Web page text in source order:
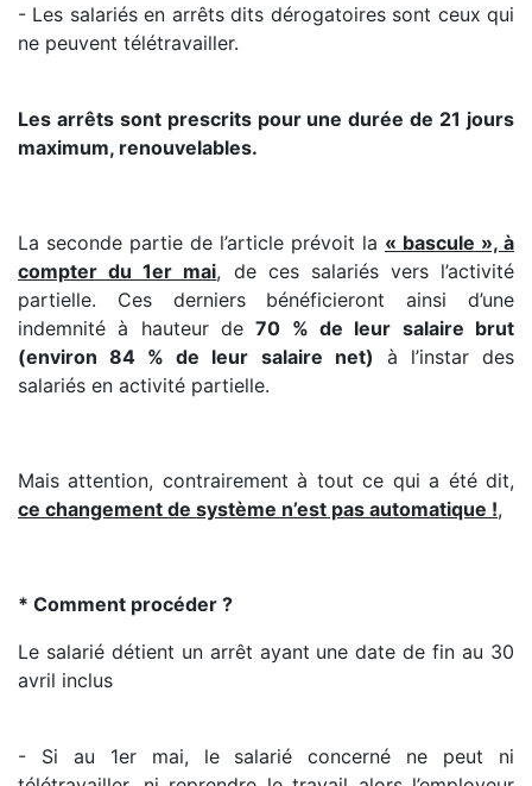
- Les salariés en arrêts dits dérogatoires sont ceux qui
ne peuvent télétravailler.
Les arrêts sont prescrits pour une durée de 21 jours
maximum, renouvelables.
La seconde partie de l’article prévoit la « bascule », à
compter du 1er mai, de ces salariés vers l’activité
partielle. Ces derniers bénéficieront ainsi d’une
indemnité à hauteur de70 % de leur salaire brut
(environ 84 % de leur salaire net) à l’instar des
salariés en activité partielle.
Mais attention, contrairement à tout ce qui a été dit,
ce changement de système n’est pas automatique !,
* Comment procéder ?
Le salarié détient un arrêt ayant une date de fin au 30
avril inclus
- Si au 1er mai, le salarié concerné ne peut ni